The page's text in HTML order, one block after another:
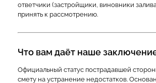
ответчики (застройщики, виновники
принять к рассмотрению.
Что вам даёт наше
Официальный статус пострадавшей
смету на устранение недостатков.